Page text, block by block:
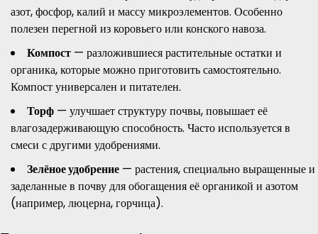
азот, фосфор, калий и массу микроэлементов. Особенно
полезен перегной из коровьего или конского навоза.
Компост — разложившиеся растительные остатки и
органика, которые можно приготовить самостоятельно.
Компост универсален и питателен.
Торф — улучшает структуру почвы, повышает её
влагозадерживающую способность. Часто используется в
смеси с другими удобрениями.
Зелёное удобрение — растения, специально выращенные и
заделанные в почву для обогащения её органикой и азотом
(например, люцерна, горчица).